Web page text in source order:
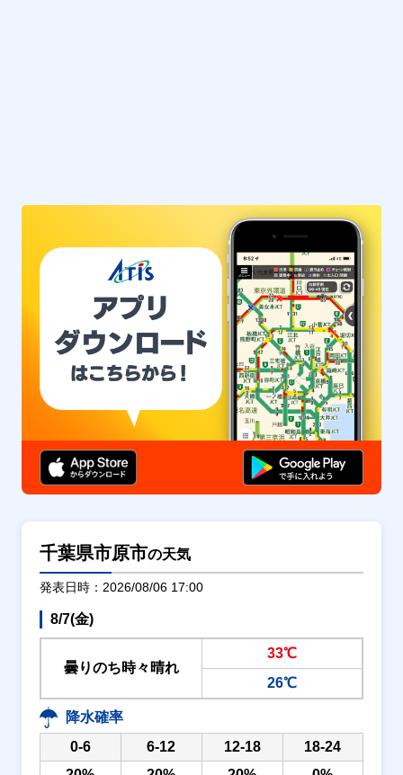
千葉県市原市の天気
発表日時：2026/08/06 17:00
8/7(金)
曇りのち時々晴れ
33℃
26℃
降水確率
0-6
6-12 12-18
18-24